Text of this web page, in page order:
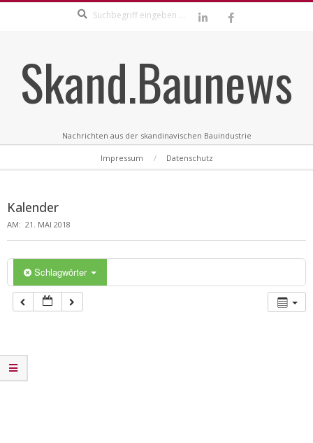
Skand.Baunews
Nachrichten aus der skandinavischen Bauindustrie
Impressum Datenschutz
Kalender
AM: 21. MAI 2018
Schlagwörter